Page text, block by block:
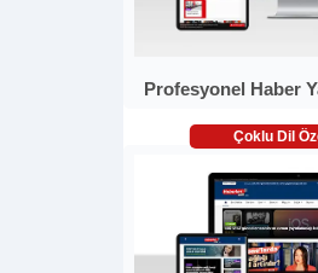
Profesyonel Haber
Çoklu Dil